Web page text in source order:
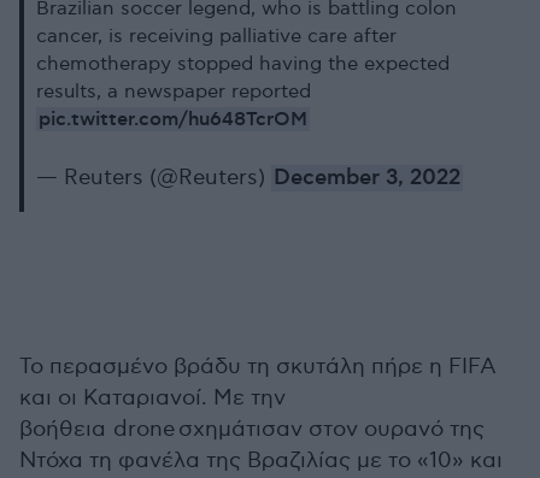
Brazilian soccer legend, who is battling colon
cancer, is receiving palliative care after
chemotherapy stopped having the expected
results, a newspaper reported
pic.twitter.com/hu648TcrOM
— Reuters (@Reuters) December 3, 2022
To περασμένο βράδυ τη σκυτάλη πήρε η FIFA
και οι Καταριανοί. Με την
βοήθεια drone σχημάτισαν στον ουρανό της
Ντόχα τη φανέλα της Βραζιλίας με το «10» και